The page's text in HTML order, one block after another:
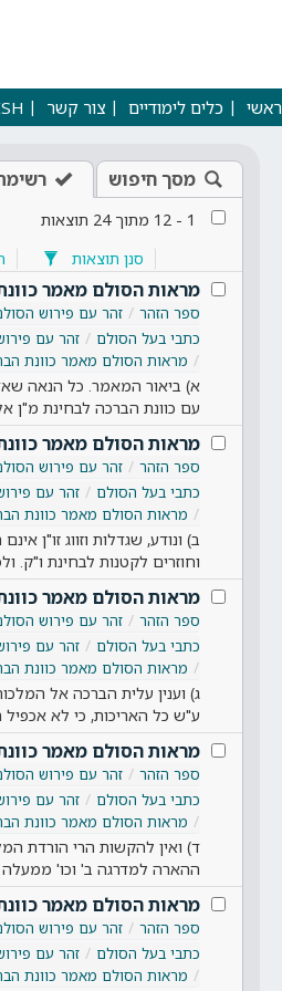
ראשי כלים לימודיים צור קשר
מסך חיפוש
1
-
12 מתוך24 תוצאות
סנן תוצאות
מראות הסולם מאמר
ספר הזהר זהר עם פירוש
כתבי בעל הסולם
זהר עם
מראות הסולם מאמר כוונת
א) ביאור המאמר. כל הנאה
עם כוונת הברכה לבחינת מ"ן
מראות הסולם מאמר
ספר הזהר זהר עם פירוש
כתבי בעל הסולם
זהר עם
מראות הסולם מאמר כוונת
ב) ונודע, שגדלות וזווג זו"ן
וחוזרים לקטנות לבחינת ו"ק.
מראות הסולם מאמר
ספר הזהר זהר עם פירוש
כתבי בעל הסולם
זהר עם
מראות הסולם מאמר כוונת
ג) וענין עלית הברכה אל
ע"ש כל האריכות, כי לא
מראות הסולם מאמר
ספר הזהר זהר עם פירוש
כתבי בעל הסולם
זהר עם
מראות הסולם מאמר כוונת
ד) ואין להקשות הרי הורדת
ההארה למדרגה ב' וכו' ממעלה
מראות הסולם מאמר
ספר הזהר זהר עם פירוש
כתבי בעל הסולם
זהר עם
מראות הסולם מאמר כוונת